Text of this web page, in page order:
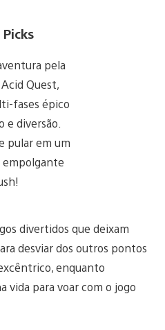
pela
Quest,
fases épico
diversão.
pular em um
empolgante
divertidos que deixam
desviar dos outros pontos
enquanto
vida para voar com o jogo